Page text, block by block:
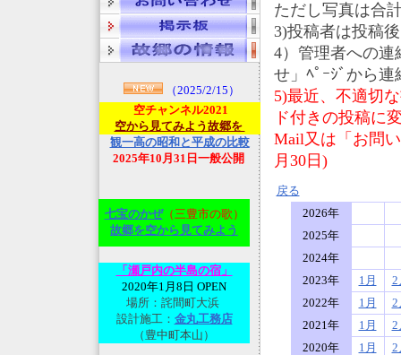
（2025/2/15）
空チャンネル2021
空から見てみよう故郷を
観一高の昭和と平成の比較
2025年10月31日一般公開
七宝のかぜ（三豊市の歌）
故郷を空から見てみよ う
「瀬戸内の半島の宿」
2020年1月8日 OPEN
場所：詫間町大浜
設計施工： 金丸工務店
（豊中町本山）
ただし写真は合
3)投稿者は投稿
4）管理者への
せ」ﾍﾟｰｼﾞから連
5)最近、不適切
ド付きの投稿に
Mail又は「お問
月30日)
戻る
2026年
2025年
2024年
2023年
1月
2
2022年
1月
2
2021年
1月
2
2020年
1月
2